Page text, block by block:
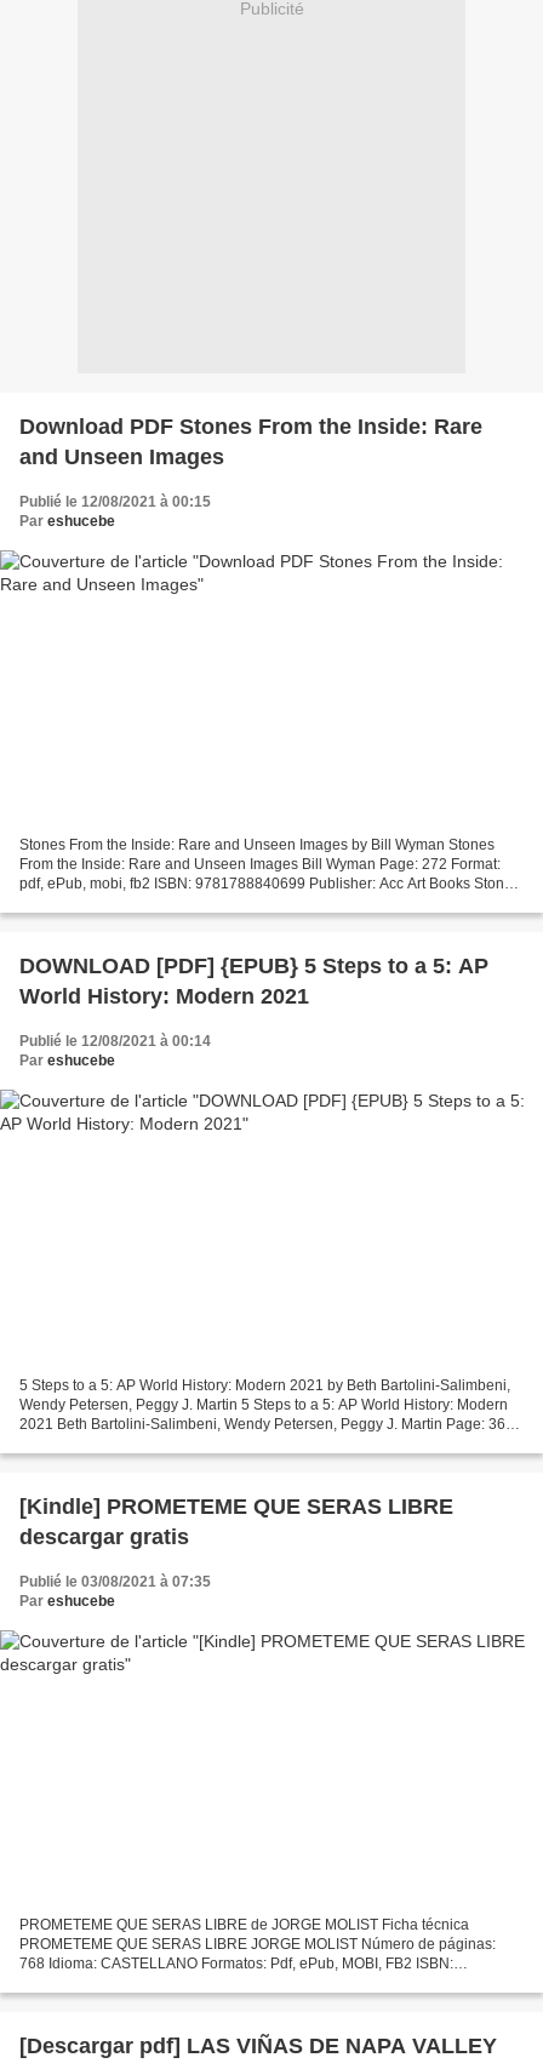
Publicité
Download PDF Stones From the Inside: Rare
and Unseen Images
Publié le 12/08/2021 à 00:15
Par eshucebe
Stones From the Inside: Rare and Unseen Images by Bill Wyman Stones
From the Inside: Rare and Unseen Images Bill Wyman Page: 272 Format:
pdf, ePub, mobi, fb2 ISBN: 9781788840699 Publisher: Acc Art Books Stones
DOWNLOAD [PDF] {EPUB} 5 Steps to a 5: AP
World History: Modern 2021
Publié le 12/08/2021 à 00:14
Par eshucebe
5 Steps to a 5: AP World History: Modern 2021 by Beth Bartolini-Salimbeni,
Wendy Petersen, Peggy J. Martin 5 Steps to a 5: AP World History: Modern
2021 Beth Bartolini-Salimbeni, Wendy Petersen, Peggy J. Martin Page: 368
[Kindle] PROMETEME QUE SERAS LIBRE
descargar gratis
Publié le 03/08/2021 à 07:35
Par eshucebe
PROMETEME QUE SERAS LIBRE de JORGE MOLIST Ficha técnica
PROMETEME QUE SERAS LIBRE JORGE MOLIST Número de páginas:
768 Idioma: CASTELLANO Formatos: Pdf, ePub, MOBI, FB2 ISBN:
eBook gratis...
[Descargar pdf] LAS VIÑAS DE NAPA VALLEY